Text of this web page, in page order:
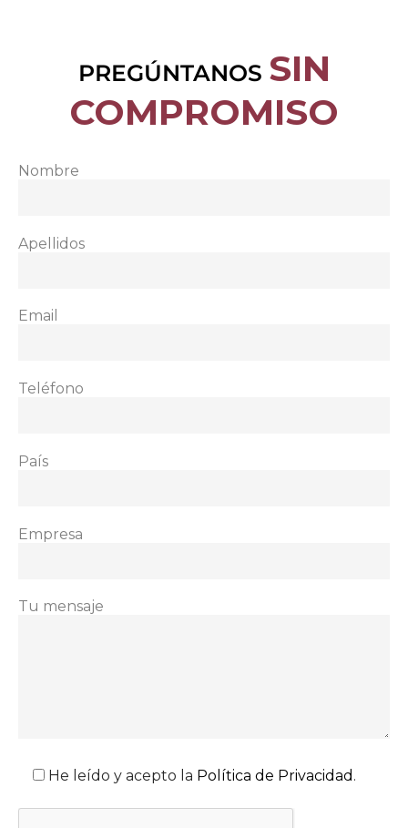
PREGÚNTANOS SIN
COMPROMISO
Nombre
Apellidos
Email
Teléfono
País
Empresa
Tu mensaje
He leído y acepto la Política de Privacidad .